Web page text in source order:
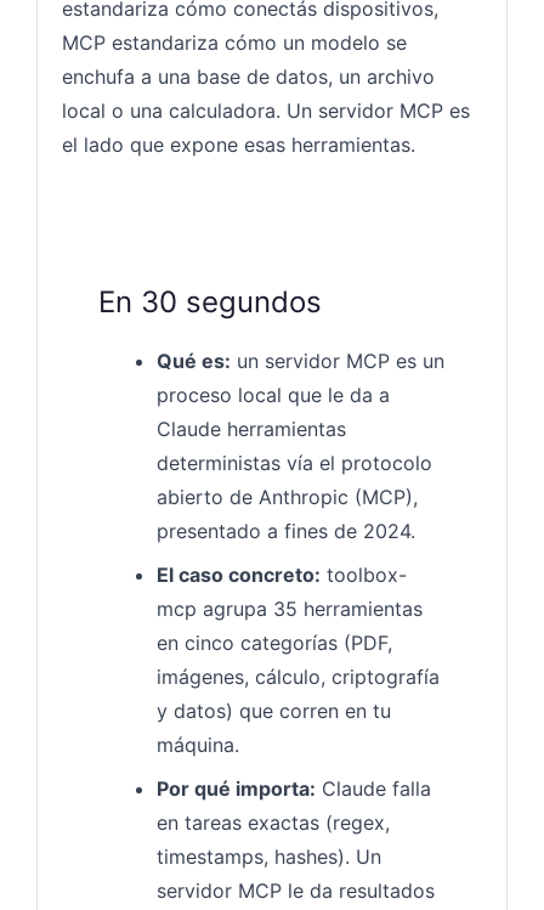
estandariza cómo conectás dispositivos,
MCP estandariza cómo un modelo se
enchufa a una base de datos, un archivo
local o una calculadora. Un servidor MCP es
el lado que expone esas herramientas.
En 30 segundos
Qué es: un servidor MCP es un
proceso local que le da a
Claude herramientas
deterministas vía el protocolo
abierto de Anthropic (MCP),
presentado a fines de 2024.
El caso concreto: toolbox-
mcp agrupa 35 herramientas
en cinco categorías (PDF,
imágenes, cálculo, criptografía
y datos) que corren en tu
máquina.
Por qué importa: Claude falla
en tareas exactas (regex,
timestamps, hashes). Un
servidor MCP le da resultados